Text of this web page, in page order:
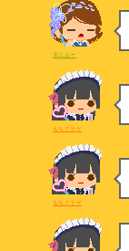
タニムー
もちクラゲ
もちクラゲ